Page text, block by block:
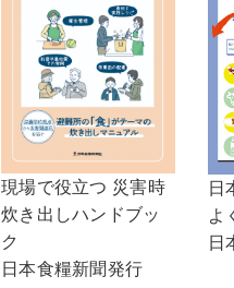
現場で役立つ 災害時
炊き出しハンドブッ
ク
日本食糧新聞発行
日
よ
日